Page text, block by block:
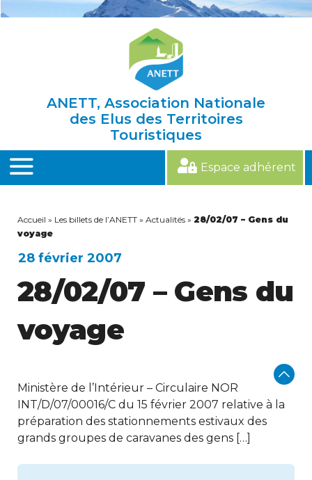
ANETT, Association Nationale
des Elus des Territoires
Touristiques
MENU
Espace adhérent
Accueil » Les billets de l’ANETT » Actualités » 28/02/07 – Gens du
voyage
28 février 2007
28/02/07 – Gens du
voyage
Ministère de l’Intérieur – Circulaire NOR
INT/D/07/00016/C du 15 février 2007 relative à la
préparation des stationnements estivaux des
grands groupes de caravanes des gens […]